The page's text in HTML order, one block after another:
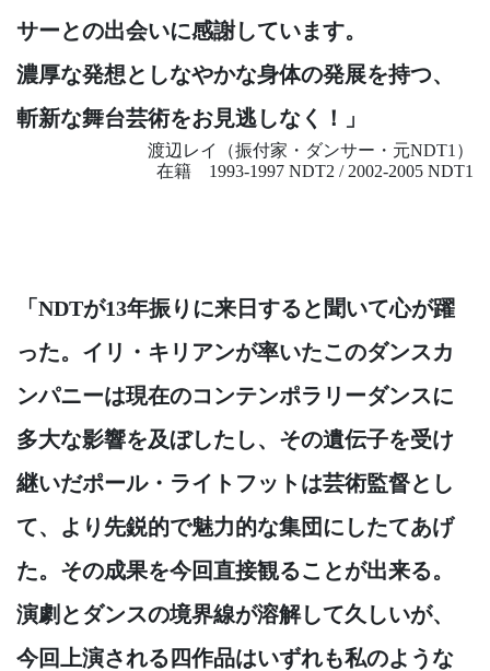
サーとの出会いに感謝しています。
濃厚な発想としなやかな身体の発展を持つ、
斬新な舞台芸術をお見逃しなく！」
渡辺レイ（振付家・ダンサー・元NDT1）
在籍 1993-1997 NDT2 / 2002-2005 NDT1
「NDTが13年振りに来日すると聞いて心が躍
った。イリ・キリアンが率いたこのダンスカ
ンパニーは現在のコンテンポラリーダンスに
多大な影響を及ぼしたし、その遺伝子を受け
継いだポール・ライトフットは芸術監督とし
て、より先鋭的で魅力的な集団にしたてあげ
た。その成果を今回直接観ることが出来る。
演劇とダンスの境界線が溶解して久しいが、
今回上演される四作品はいずれも私のような